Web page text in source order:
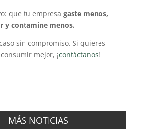
que tu empresa gaste menos,
y contamine menos.
sin compromiso. Si quieres
mejor, ¡contáctanos!
MÁS NOTICIAS